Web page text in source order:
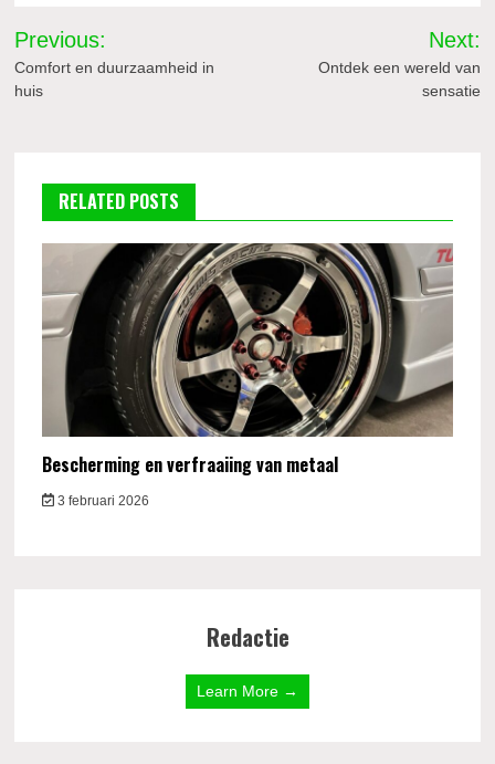
Bericht
navigatie
Previous:
Comfort en duurzaamheid in
huis
Next:
Ontdek een wereld van
sensatie
RELATED POSTS
Bescherming en verfraaiing van metaal
3 februari 2026
Redactie
Learn More →